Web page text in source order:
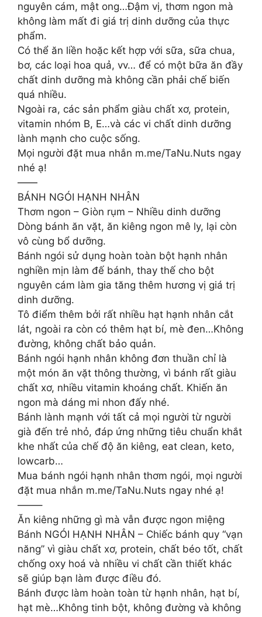
nguyên cám, mật ong…Đậm vị, thơm ngon mà
không làm mất đi giá trị dinh dưỡng của thực
phẩm.
Có thể ăn liền hoặc kết hợp với sữa, sữa chua,
bơ, các loại hoa quả, vv… để có một bữa ăn đầy
chất dinh dưỡng mà không cần phải chế biến
quá nhiều.
Ngoài ra, các sản phẩm giàu chất xơ, protein,
vitamin nhóm B, E…và các vi chất dinh dưỡng
lành mạnh cho cuộc sống.
Mọi người đặt mua nhắn m.me/TaNu.Nuts ngay
nhé ạ!
——
BÁNH NGÓI HẠNH NHÂN
Thơm ngon – Giòn rụm – Nhiều dinh dưỡng
Dòng bánh ăn vặt, ăn kiêng ngon mê ly, lại còn
vô cùng bổ dưỡng.
Bánh ngói sử dụng hoàn toàn bột hạnh nhân
nghiền mịn làm đế bánh, thay thế cho bột
nguyên cám làm gia tăng thêm hương vị giá trị
dinh dưỡng.
Tô điểm thêm bởi rất nhiều hạt hạnh nhân cắt
lát, ngoài ra còn có thêm hạt bí, mè đen…Không
đường, không chất bảo quản.
Bánh ngói hạnh nhân không đơn thuần chỉ là
một món ăn vặt thông thường, vì bánh rất giàu
chất xơ, nhiều vitamin khoáng chất. Khiến ăn
ngon mà dáng mi nhon đấy nhé.
Bánh lành mạnh với tất cả mọi người từ người
già đến trẻ nhỏ, đáp ứng những tiêu chuẩn khắt
khe nhất của chế độ ăn kiêng, eat clean, keto,
lowcarb…
Mua bánh ngói hạnh nhân thơm ngói, mọi người
đặt mua nhắn m.me/TaNu.Nuts ngay nhé ạ!
——–
Ăn kiêng những gì mà vẫn được ngon miệng
Bánh NGÓI HẠNH NHÂN – Chiếc bánh quy “vạn
năng” vì giàu chất xơ, protein, chất béo tốt, chất
chống oxy hoá và nhiều vi chất cần thiết khác
sẽ giúp bạn làm được điều đó.
Bánh được làm hoàn toàn từ hạnh nhân, hạt bí,
hạt mè…Không tinh bột, không đường và không